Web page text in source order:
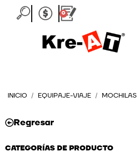
0
Carrito
INICIO / EQUIPAJE-VIAJE / MOCHILAS
Regresar
CATEGORÍAS DE PRODUCTO